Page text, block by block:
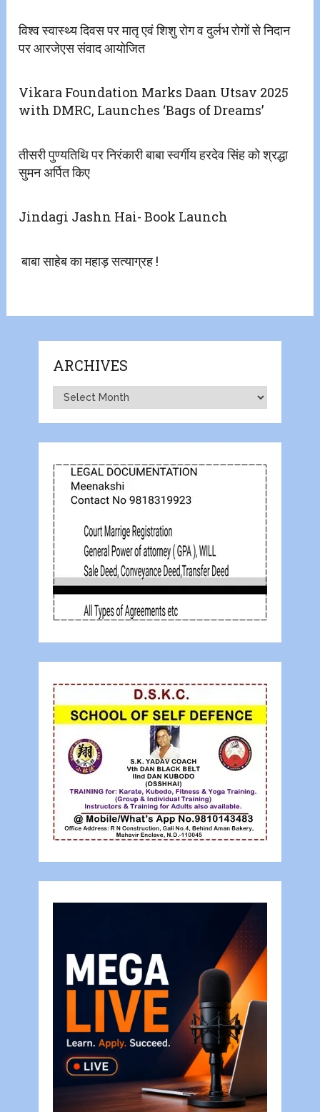
विश्व स्वास्थ्य दिवस पर मातृ एवं शिशु रोग व दुर्लभ रोगों से निदान
पर आरजेएस संवाद आयोजित
Vikara Foundation Marks Daan Utsav 2025
with DMRC, Launches ‘Bags of Dreams’
तीसरी पुण्यतिथि पर निरंकारी बाबा स्वर्गीय हरदेव सिंह को श्रद्धा
सुमन अर्पित किए
Jindagi Jashn Hai- Book Launch
बाबा साहेब का महाड़ सत्याग्रह !
ARCHIVES
Archives